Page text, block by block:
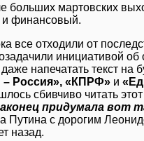
больших мартовских
и финансовый.
все отходили от
инициативой
напечатать текст
Россия», «КПРФ» и
сбивчиво читать
придумала вот
Путина с дорогим
назад.